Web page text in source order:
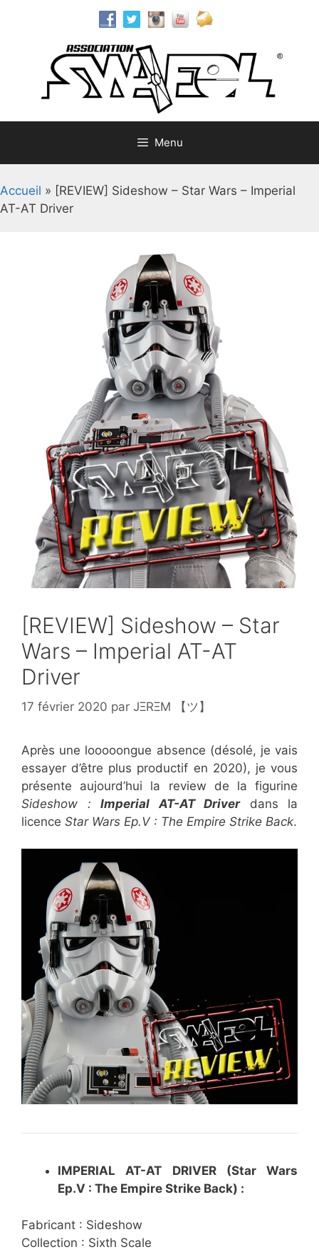
Menu
Accueil » [REVIEW] Sideshow – Star Wars – Imperial
AT-AT Driver
[REVIEW] Sideshow – Star
Wars – Imperial AT-AT
Driver
17 février 2020 par JΞRΞM 【ツ】
Après une looooongue absence (désolé, je vais
essayer d’être plus productif en 2020), je vous
présente aujourd’hui la review de la figurine
Sideshow : Imperial AT-AT Driver
dans la
licence Star Wars Ep.V : The Empire Strike Back.
IMPERIAL AT-AT DRIVER (Star Wars
Ep.V : The Empire Strike Back) :
Fabricant : Sideshow
Collection : Sixth Scale